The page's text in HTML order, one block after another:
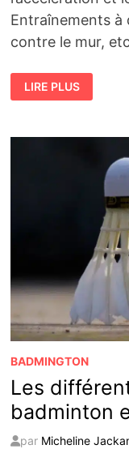
Entraînements à
contre le mur,
ENTRAÎNEMENT
DE
BADMINTON
POUR
LIRE PLUS
BADMINGTON
Les
badminton
par Micheline